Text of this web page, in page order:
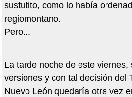
sustutito, como lo había
regiomontano.
Pero...
La tarde noche de este viernes,
versiones y con tal decisión del
Nuevo León quedaría otra vez